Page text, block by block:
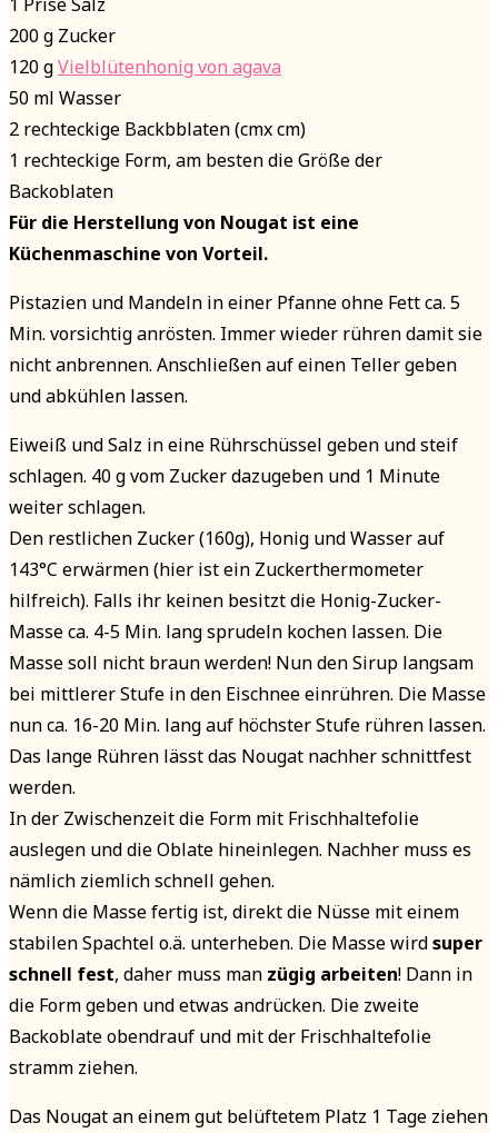
200 g Zucker
120 gVielblütenhonig von agava
50 ml Wasser
2 rechteckige Backbblaten (cmx cm)
1 rechteckige Form, am besten die Größe der
Backoblaten
Für die Herstellung von Nougat ist eine
Küchenmaschine von Vorteil.
Pistazien und Mandeln in einer Pfanne ohne Fett ca. 5
Min. vorsichtig anrösten. Immer wieder rühren damit sie
nicht anbrennen. Anschließen auf einen Teller geben
und abkühlen lassen.
Eiweiß und Salz in eine Rührschüssel geben und steif
schlagen. 40 g vom Zucker dazugeben und 1 Minute
weiter schlagen.
Den restlichen Zucker (160g), Honig und Wasser auf
143°C erwärmen (hier ist ein Zuckerthermometer
hilfreich). Falls ihr keinen besitzt die Honig-Zucker-
Masse ca. 4-5 Min. lang sprudeln kochen lassen. Die
Masse soll nicht braun werden! Nun den Sirup langsam
bei mittlerer Stufe in den Eischnee einrühren. Die Masse
nun ca. 16-20 Min. lang auf höchster Stufe rühren lassen.
Das lange Rühren lässt das Nougat nachher schnittfest
werden.
In der Zwischenzeit die Form mit Frischhaltefolie
auslegen und die Oblate hineinlegen. Nachher muss es
nämlich ziemlich schnell gehen.
Wenn die Masse fertig ist, direkt die Nüsse mit einem
stabilen Spachtel o.ä. unterheben. Die Masse wirdsuper
schnell fest, daher muss man zügig arbeiten! Dann in
die Form geben und etwas andrücken. Die zweite
Backoblate obendrauf und mit der Frischhaltefolie
stramm ziehen.
Das Nougat an einem gut belüftetem Platz 1 Tage ziehen